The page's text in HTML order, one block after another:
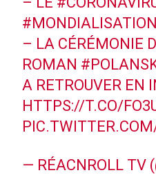
#MONDIALISATION
– LA CÉRÉMONIE
ROMAN
A RETROUVER EN
HTTPS://T.CO/
— RÉACNROLL TV